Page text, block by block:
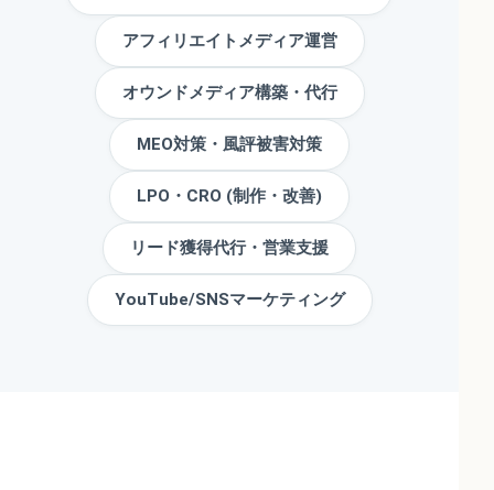
アフィリエイトメディア運営
オウンドメディア構築・代行
MEO対策・風評被害対策
LPO・CRO (制作・改善)
リード獲得代行・営業支援
YouTube/SNSマーケティング